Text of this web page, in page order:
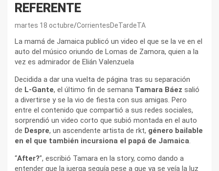
REFERENTE
martes 18 octubre CorrientesDeTardeTA
La mamá de Jamaica publicó un video el que se la ve en el
auto del músico oriundo de Lomas de Zamora, quien a la
vez es admirador de Elián Valenzuela
Decidida a dar una vuelta de página tras su separación
de L-Gante, el último fin de semana Tamara Báez salió
a divertirse y se la vio de fiesta con sus amigas. Pero
entre el contenido que compartió a sus redes sociales,
sorprendió un video corto que subió montada en el auto
de Despre, un ascendente artista de rkt, género bailable
en el que también incursiona el papá de Jamaica.
“After?”, escribió Tamara en la story, como dando a
entender que la juerga seguía pese a que ya se veía la luz